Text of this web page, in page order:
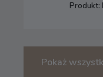
Produkt:
Pokaż